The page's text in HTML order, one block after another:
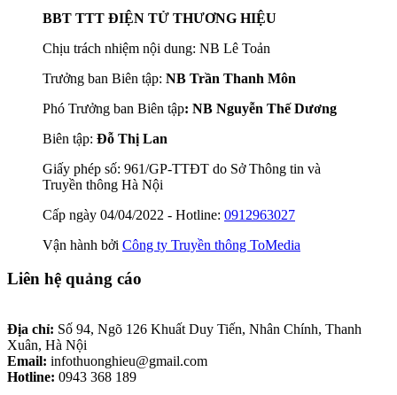
BBT TTT ĐIỆN TỬ THƯƠNG HIỆU
Chịu trách nhiệm nội dung: NB Lê Toản
Trưởng ban Biên tập: NB Trần Thanh Môn
Phó Trưởng ban Biên tập: NB Nguyễn Thế Dương
Biên tập: Đỗ Thị Lan
Giấy phép số: 961/GP-TTĐT do Sở Thông tin và
Truyền thông Hà Nội
Cấp ngày 04/04/2022 - Hotline: 0912963027
Vận hành bởi Công ty Truyền thông ToMedia
Liên hệ quảng cáo
Địa chỉ: Số 94, Ngõ 126 Khuất Duy Tiến, Nhân Chính, Thanh
Xuân, Hà Nội
Email: infothuonghieu@gmail.com
Hotline: 0943 368 189